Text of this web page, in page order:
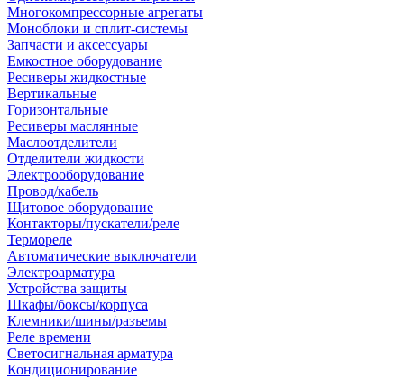
Многокомпрессорные агрегаты
Моноблоки и сплит-системы
Запчасти и аксессуары
Емкостное оборудование
Ресиверы жидкостные
Вертикальные
Горизонтальные
Ресиверы маслянные
Маслоотделители
Отделители жидкости
Электрооборудование
Провод/кабель
Щитовое оборудование
Контакторы/пускатели/реле
Термореле
Автоматические выключатели
Электроарматура
Устройства защиты
Шкафы/боксы/корпуса
Клемники/шины/разъемы
Реле времени
Светосигнальная арматура
Кондиционирование